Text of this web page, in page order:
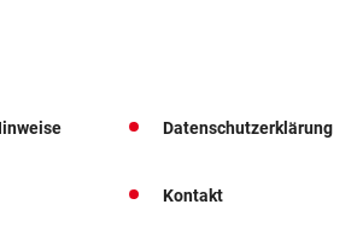
Datenschutzerklärung
Kontakt